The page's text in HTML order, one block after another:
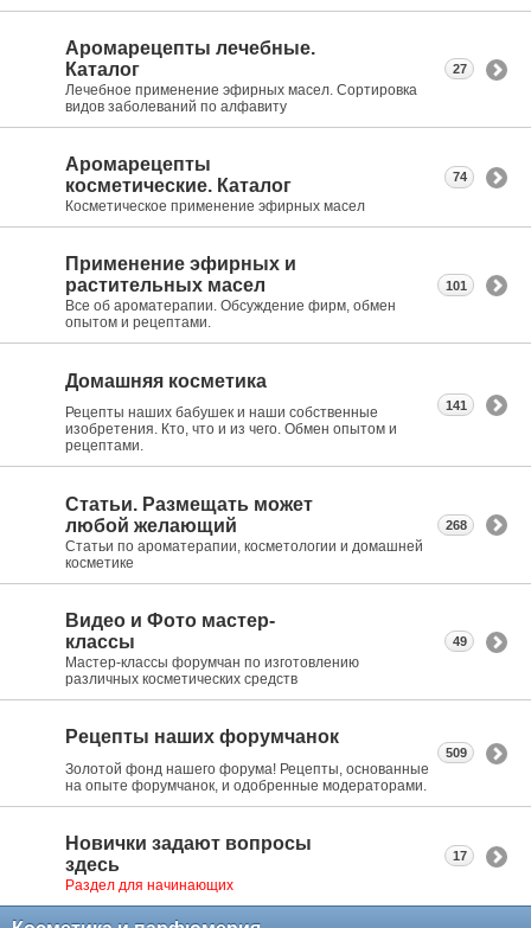
Аромарецепты лечебные.
Каталог
Лечебное применение эфирных масел. Сортировка
видов заболеваний по алфавиту
27
Аромарецепты
косметические. Каталог
Косметическое применение эфирных масел
74
Применение эфирных и
растительных масел
Все об ароматерапии. Обсуждение фирм, обмен
опытом и рецептами.
101
Домашняя косметика
Рецепты наших бабушек и наши собственные
изобретения. Кто, что и из чего. Обмен опытом и
рецептами.
141
Статьи. Размещать может
любой желающий
Статьи по ароматерапии, косметологии и домашней
косметике
268
Видео и Фото мастер-
классы
Мастер-классы форумчан по изготовлению
различных косметических средств
49
Рецепты наших форумчанок
Золотой фонд нашего форума! Рецепты, основанные
на опыте форумчанок, и одобренные модераторами.
509
Новички задают вопросы
здесь
Раздел для начинающих
17